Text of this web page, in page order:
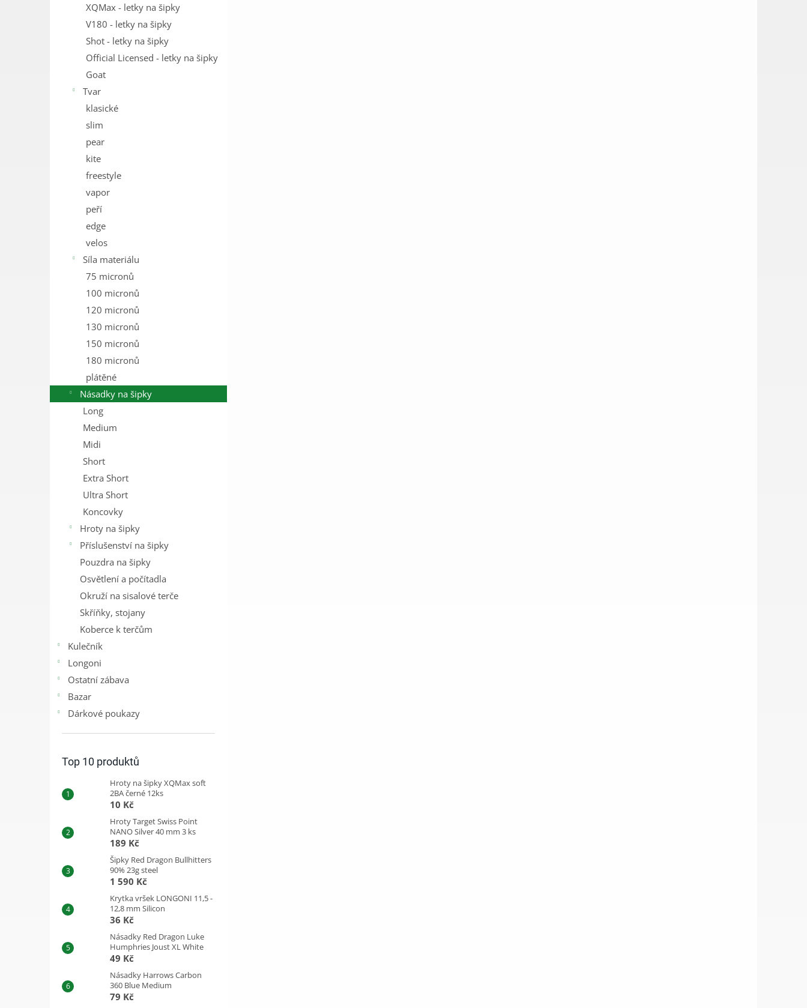
XQMax - letky na šipky
V180 - letky na šipky
Shot - letky na šipky
Official Licensed - letky na šipky
Goat
Tvar
klasické
slim
pear
kite
freestyle
vapor
peří
edge
velos
Síla materiálu
75 micronů
100 micronů
120 micronů
130 micronů
150 micronů
180 micronů
plátěné
Násadky na šipky
Long
Medium
Midi
Short
Extra Short
Ultra Short
Koncovky
Hroty na šipky
Příslušenství na šipky
Pouzdra na šipky
Osvětlení a počítadla
Okruží na sisalové terče
Skříňky, stojany
Koberce k terčům
Kulečník
Longoni
Ostatní zábava
Bazar
Dárkové poukazy
Top 10 produktů
Hroty na šipky XQMax soft
2BA černé 12ks
10 Kč
Hroty Target Swiss Point
NANO Silver 40 mm 3 ks
189 Kč
Šipky Red Dragon Bullhitters
90% 23g steel
1 590 Kč
Krytka vršek LONGONI 11,5 -
12,8 mm Silicon
36 Kč
Násadky Red Dragon Luke
Humphries Joust XL White
49 Kč
Násadky Harrows Carbon
360 Blue Medium
79 Kč